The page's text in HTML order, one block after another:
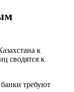
к
сводятся к
требуют